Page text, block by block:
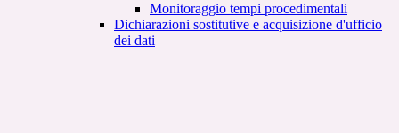
Monitoraggio tempi procedimentali
Dichiarazioni sostitutive e acquisizione d'ufficio
dei dati